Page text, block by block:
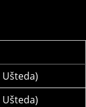
Ušteda)
Ušteda)